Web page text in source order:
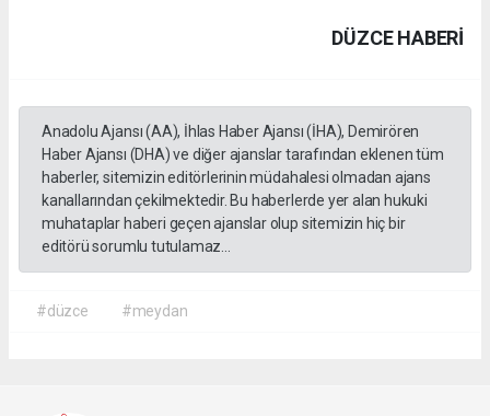
DÜZCE HABERİ
Anadolu Ajansı (AA), İhlas Haber Ajansı (İHA), Demirören
Haber Ajansı (DHA) ve diğer ajanslar tarafından eklenen tüm
haberler, sitemizin editörlerinin müdahalesi olmadan ajans
kanallarından çekilmektedir. Bu haberlerde yer alan hukuki
muhataplar haberi geçen ajanslar olup sitemizin hiç bir
editörü sorumlu tutulamaz...
#düzce #meydan